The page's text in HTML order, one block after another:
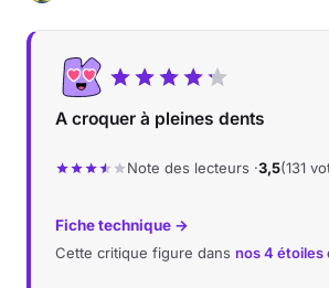
A croquer à pleines dents
Note des lecteurs ·3,5(131
Fiche technique →
Cette critique figure dans nos 4 étoiles